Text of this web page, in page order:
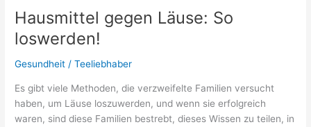
Beschwerden
lindern?
Hausmittel gegen Läuse: So
loswerden!
Gesundheit /Teeliebhaber
Es gibt viele Methoden, die verzweifelte Familien versucht
haben, um Läuse loszuwerden, und wenn sie erfolgreich
waren, sind diese Familien bestrebt, dieses Wissen zu teilen, in